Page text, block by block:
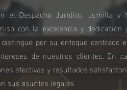
el Despacho Jurídico "Jumilla y
con la excelencia y dedicación
por su enfoque centrado
de nuestros clientes. En
efectivas y resultados
sus asuntos legales.